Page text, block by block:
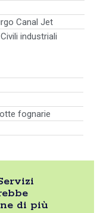
Canal Jet
industriali
fognarie
di più